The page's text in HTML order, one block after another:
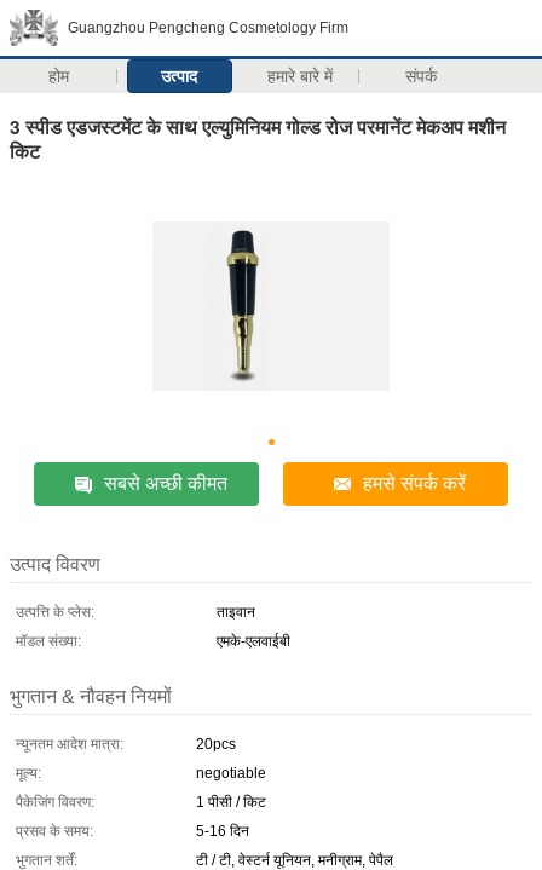
Guangzhou Pengcheng Cosmetology Firm
होम उत्पाद हमारे बारे में संपर्क
3 स्पीड एडजस्टमेंट के साथ एल्युमिनियम गोल्ड रोज परमानेंट मेकअप मशीन
किट
सबसे अच्छी कीमत हमसे संपर्क करें
उत्पाद विवरण
उत्पत्ति के प्लेस:
ताइवान
मॉडल संख्या:
एमके-एलवाईबी
भुगतान & नौवहन नियमों
न्यूनतम आदेश मात्रा:
20pcs
मूल्य:
negotiable
पैकेजिंग विवरण:
1 पीसी / किट
प्रसव के समय:
5-16 दिन
भुगतान शर्तें:
टी / टी, वेस्टर्न यूनियन, मनीग्राम, पेपैल